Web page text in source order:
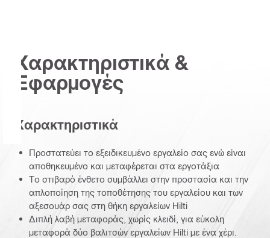
Χαρακτηριστικά &
Εφαρμογές
Χαρακτηριστικά
Προστατεύει το εξειδικευμένο εργαλείο σας ενώ είναι
αποθηκευμένο και μεταφέρεται στα εργοτάξια
Το στιβαρό ένθετο συμβάλλει στην προστασία και την
απλοποίηση της τοποθέτησης του εργαλείου και των
αξεσουάρ σας στη θήκη εργαλείων Hilti
Διπλή λαβή μεταφοράς, χωρίς κλειδί, για εύκολη
μεταφορά δύο βαλιτσών εργαλείων Hilti με ένα χέρι.